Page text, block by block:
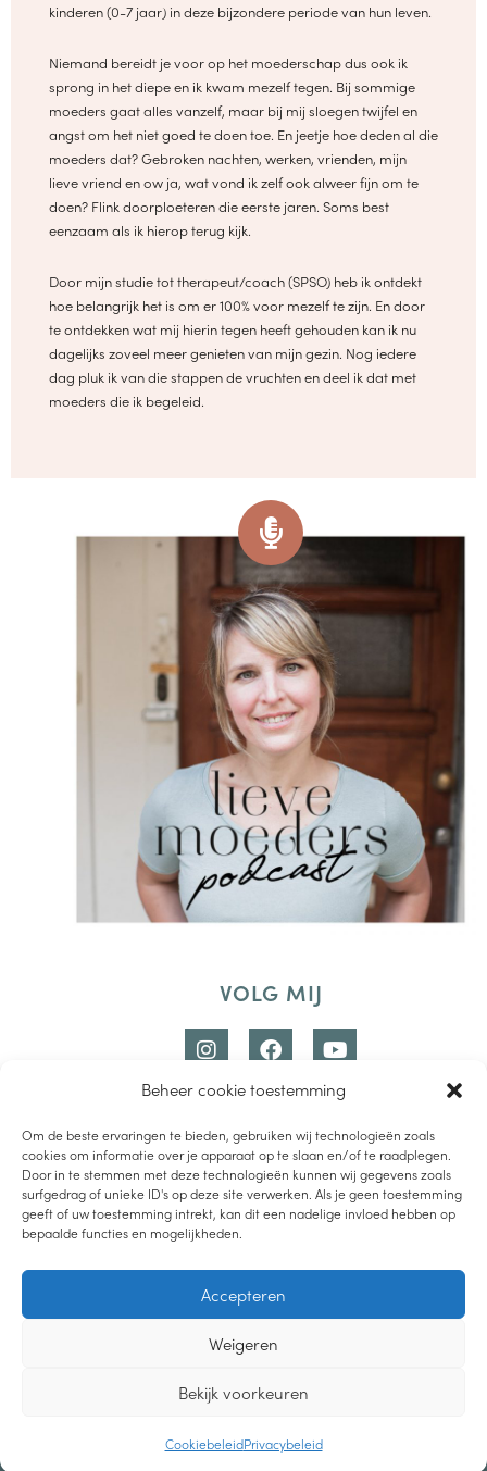
Beheer cookie toestemming
Om de beste ervaringen te bieden, gebruiken wij technologieën zoals
cookies om informatie over je apparaat op te slaan en/of te raadplegen.
Door in te stemmen met deze technologieën kunnen wij gegevens zoals
surfgedrag of unieke ID's op deze site verwerken. Als je geen toestemming
geeft of uw toestemming intrekt, kan dit een nadelige invloed hebben op
bepaalde functies en mogelijkheden.
Accepteren
Weigeren
Bekijk voorkeuren
CookiebeleidPrivacybeleid
kinderen (0-7 jaar) in deze bijzondere periode van hun leven.
Niemand bereidt je voor op het moederschap dus ook ik
sprong in het diepe en ik kwam mezelf tegen. Bij sommige
moeders gaat alles vanzelf, maar bij mij sloegen twijfel en
angst om het niet goed te doen toe. En jeetje hoe deden al die
moeders dat? Gebroken nachten, werken, vrienden, mijn
lieve vriend en ow ja, wat vond ik zelf ook alweer fijn om te
doen? Flink doorploeteren die eerste jaren. Soms best
eenzaam als ik hierop terug kijk.
Door mijn studie tot therapeut/coach (SPSO) heb ik ontdekt
hoe belangrijk het is om er 100% voor mezelf te zijn. En door
te ontdekken wat mij hierin tegen heeft gehouden kan ik nu
dagelijks zoveel meer genieten van mijn gezin. Nog iedere
dag pluk ik van die stappen de vruchten en deel ik dat met
moeders die ik begeleid.
VOLG MIJ
LEES DE BLOG
BEKIJK YOUTUBE